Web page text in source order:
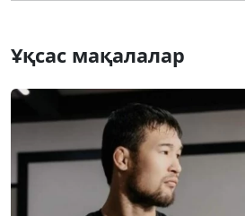
Ұқсас мақалалар